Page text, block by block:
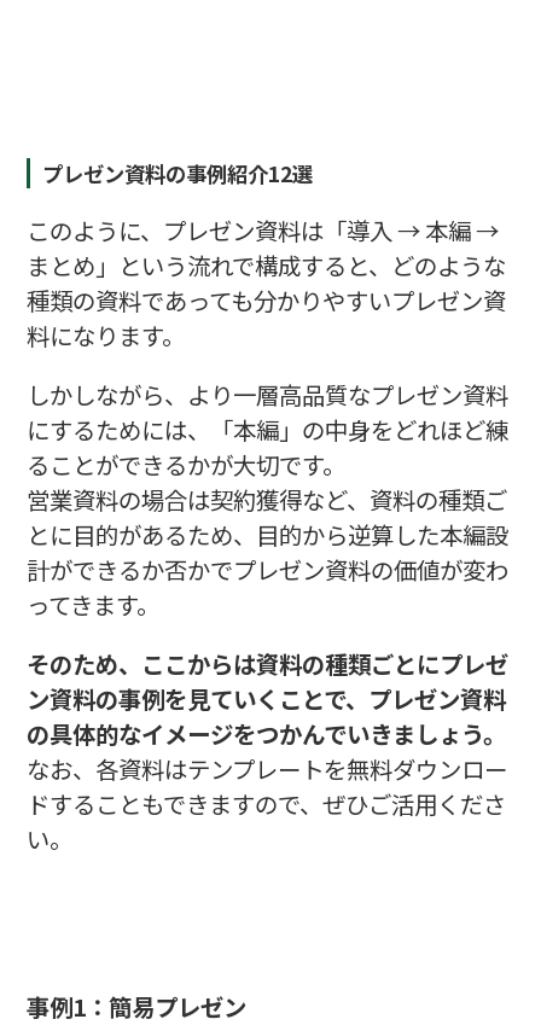
プレゼン資料の事例紹介12選
このように、プレゼン資料は「導入 → 本編 →
まとめ」という流れで構成すると、どのような
種類の資料であっても分かりやすいプレゼン資
料になります。
しかしながら、より一層高品質なプレゼン資料
にするためには、「本編」の中身をどれほど練
ることができるかが大切です。
営業資料の場合は契約獲得など、資料の種類ご
とに目的があるため、目的から逆算した本編設
計ができるか否かでプレゼン資料の価値が変わ
ってきます。
そのため、ここからは資料の種類ごとにプレゼ
ン資料の事例を見ていくことで、プレゼン資料
の具体的なイメージをつかんでいきましょう。
なお、各資料はテンプレートを無料ダウンロー
ドすることもできますので、ぜひご活用くださ
い。
事例1：簡易プレゼン